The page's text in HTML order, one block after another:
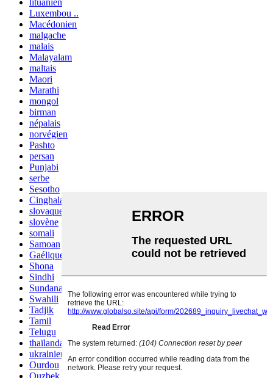
Luxembou ..
Macédonien
malgache
malais
Malayalam
maltais
Maori
Marathi
mongol
birman
népalais
norvégien
Pashto
persan
Punjabi
serbe
Sesotho
Cinghalais
slovaque
slovène
somali
Samoan
Gaélique écossais
Shona
Sindhi
Sundanais
Swahili
Tadjik
Tamil
Telugu
thaïlandais
ukrainien
Ourdou
Ouzbek